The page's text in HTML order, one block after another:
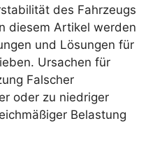
des Fahrzeugs
diesem Artikel werden
und Lösungen für
Ursachen für
Falscher
oder zu niedriger
Belastung